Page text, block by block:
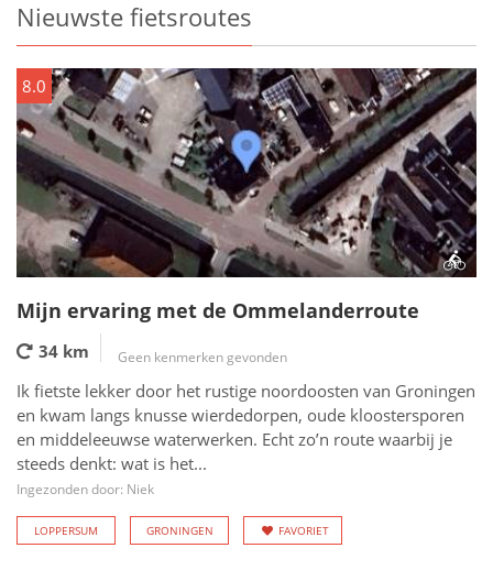
Nieuwste fietsroutes
8.0
Mijn ervaring met de Ommelanderroute
34 km Geen kenmerken gevonden
Ik fietste lekker door het rustige noordoosten van Groningen
en kwam langs knusse wierdedorpen, oude kloostersporen
en middeleeuwse waterwerken. Echt zo’n route waarbij je
steeds denkt: wat is het...
Ingezonden door: Niek
LOPPERSUM GRONINGEN FAVORIET